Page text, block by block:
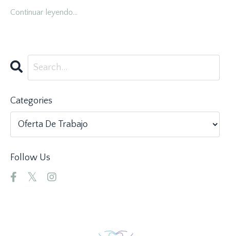
Continuar leyendo...
Categories
Follow Us